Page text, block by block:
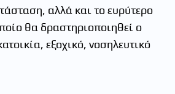
αλλά και το ευρύτερο
θα δραστηριοποιηθεί ο
εξοχικό, νοσηλευτικό